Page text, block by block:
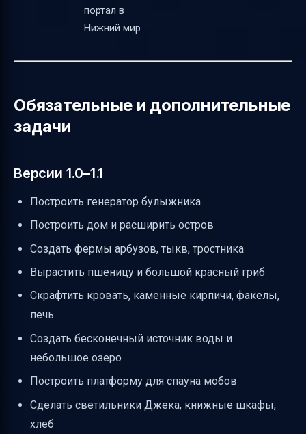
портал в
Нижний мир
Обязательные и дополнительные
задачи
Версии 1.0–1.1
Построить генератор булыжника
Построить дом и расширить остров
Создать фермы арбузов, тыкв, тростника
Вырастить пшеницу и большой красный гриб
Скрафтить кровать, каменные кирпичи, факелы,
печь
Создать бесконечный источник воды и
небольшое озеро
Построить платформу для спауна мобов
Сделать светильники Джека, книжные шкафы,
хлеб